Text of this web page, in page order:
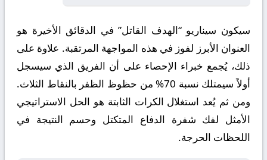
سيكون سيناريو “الهدف القاتل” في الدقائق الأخيرة هو
العنوان الأبرز لفوز في هذه المواجهة المرتقبة. علاوة على
ذلك، يُجمع خبراء الإحصاء على أن الفريق الذي سيسجل
أولاً سيمتلك نسبة 70% من حظوظ الظفر بالنقاط الثلاث.
ومن ثم يُعد استغلال الكرات الثابتة هو الحل الاستراتيجي
الأمثل لفك شفرة الدفاع المتكتل وحسم النتيجة في
اللحظات الحرجة.